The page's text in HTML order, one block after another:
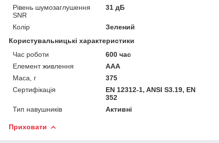
Рівень шумозаглушення
SNR
31 дБ
Колір
Зелений
Користувальницькі характеристики
Час роботи
600 час
Елемент живлення
AAA
Маса, г
375
Сертифікація
EN 12312-1, ANSI S3.19, EN
352
Тип навушників
Активні
Приховати